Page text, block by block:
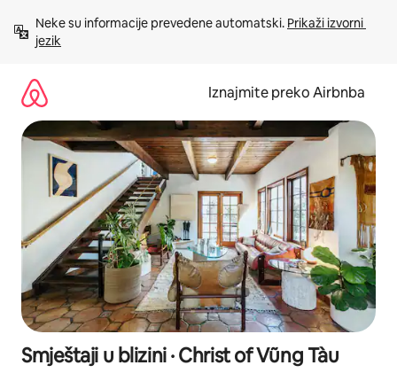
sadržaj
Neke su informacije prevedene automatski. Prikaži izvorni
jezik
Iznajmite preko Airbnba
Smještaji u blizini · Christ of Vũng Tàu